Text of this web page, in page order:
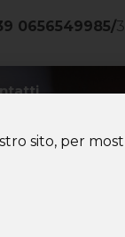
sito, per
0656549985/